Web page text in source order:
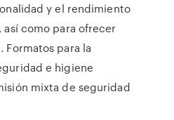
y el rendimiento
como para ofrecer
para la
e higiene
mixta de seguridad